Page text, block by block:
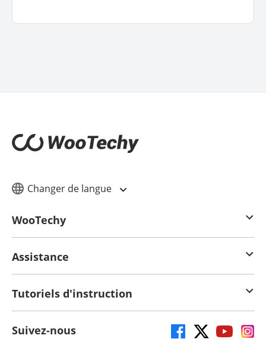
Changer de langue
WooTechy
Assistance
Tutoriels d'instruction
Suivez-nous